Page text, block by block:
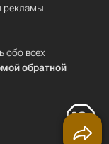
рекламы
обо всех
обратной